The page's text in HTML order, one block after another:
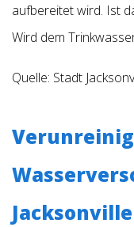
aufbereitet wird. Ist
Wird dem
Quelle: Stadt